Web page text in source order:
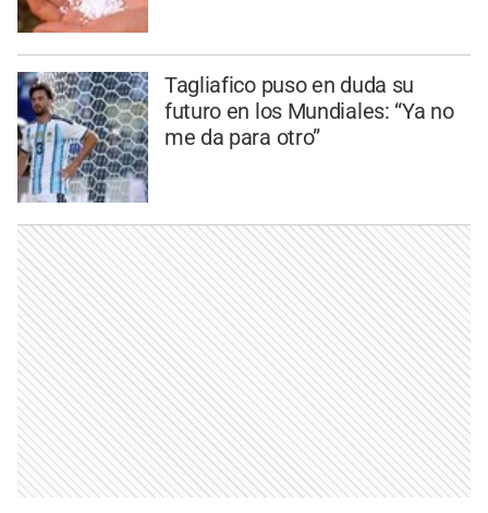
Tagliafico puso en duda su
futuro en los Mundiales: “Ya no
me da para otro”